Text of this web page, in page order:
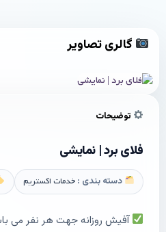
گالری تصاویر
توضیحات
فلای برد | نمایشی
دسته بندی : خدمات اکستریم
آفیش روزانه جهت هر نفر می